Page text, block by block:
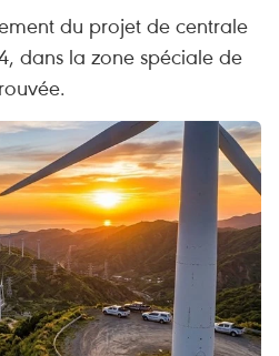
du projet de centrale
dans la zone spéciale de